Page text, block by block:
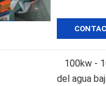
100kw -
del agua